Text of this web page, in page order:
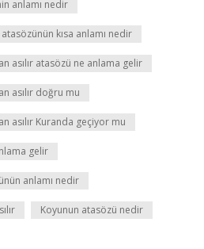
anlamı nedir
kısa anlamı nedir
asılır atasözü ne anlama gelir
asılır doğru mu
asılır Kuranda geçiyor mu
gelir
anlamı nedir
Koyunun atasözü nedir